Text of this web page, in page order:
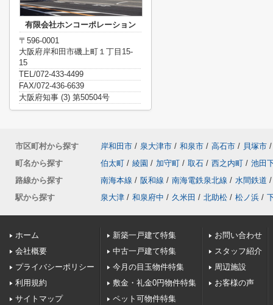
有限会社ホンコーポレーション
〒596-0001
大阪府岸和田市磯上町１丁目15-
15
TEL/072-433-4499
FAX/072-436-6639
大阪府知事 (3) 第50504号
市区町村から探す 岸和田市 / 泉大津市 / 和泉市 / 高石市 / 貝塚市 /
町名から探す
伯太町 / 綾園 / 加守町 / 取石 / 西之内町 / 池田
路線から探す
南海本線 / 阪和線 / 南海電鉄泉北線 / 水間鉄道 /
駅から探す
泉大津 / 和泉府中 / 久米田 / 北助松 / 松ノ浜 /
ホーム
会社概要
プライバシーポリシー
利用規約
サイトマップ
新築一戸建て特集
中古一戸建て特集
今月の目玉物件特集
敷金・礼金0円物件特集
ペット可物件特集
お問い合わせ
スタッフ紹介
周辺施設
お客様の声